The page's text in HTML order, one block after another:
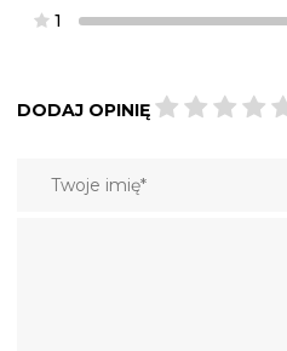
1
DODAJ OPINIĘ